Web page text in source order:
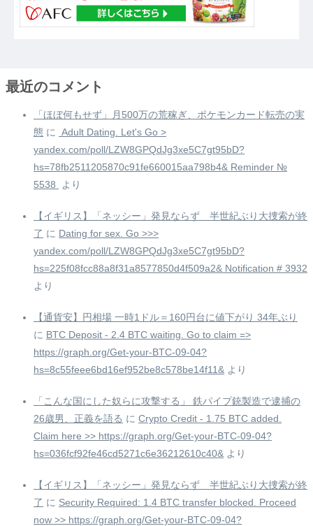
最近のコメント
「ほぼ何もせず」月500万の荒稼ぎ、ポケモンカード転売の実
態 に
️ Adult Dating. Let's Go >
yandex.com/poll/LZW8GPQdJg3xe5C7gt95bD?
hs=78fb2511205870c91fe660015aa798b4& Reminder №
5538 ️
より
【イギリス】「ネッシー」発見ならず 半世紀ぶり大捜索が終
了 に Dating for sex. Go >>>
yandex.com/poll/LZW8GPQdJg3xe5C7gt95bD?
hs=225f08fcc88a8f31a8577850d4f509a2& Notification # 3932
より
【通貨安】円相場 一時1ドル＝160円台に値下がり 34年ぶり
に BTC Deposit - 2.4 BTC waiting. Go to claim =>
https://graph.org/Get-your-BTC-09-04?
hs=8c55feee6bd16ef952be8c578be14f11& より
「こんな国にした奴らに攻撃する」 鉄パイプ銃製造で逮捕の
26歳男、正義を語る に Crypto Credit - 1.75 BTC added.
Claim here >> https://graph.org/Get-your-BTC-09-04?
hs=036fcf92fe46cd5271c6e36212610c40& より
【イギリス】「ネッシー」発見ならず 半世紀ぶり大捜索が終
了 に Security Required: 1.4 BTC transfer blocked. Proceed
now >> https://graph.org/Get-your-BTC-09-04?